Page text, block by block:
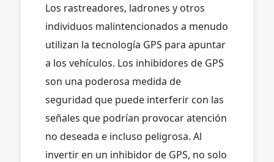
Los rastreadores, ladrones y otros
individuos malintencionados a menudo
utilizan la tecnología GPS para apuntar
a los vehículos. Los inhibidores de GPS
son una poderosa medida de
seguridad que puede interferir con las
señales que podrían provocar atención
no deseada e incluso peligrosa. Al
invertir en un inhibidor de GPS, no solo